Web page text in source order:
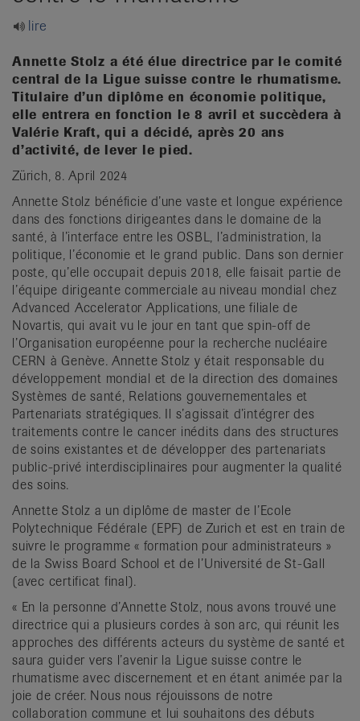
lire
Annette Stolz a été élue directrice par le comité
central de la Ligue suisse contre le rhumatisme.
Titulaire d’un diplôme en économie politique,
elle entrera en fonction le 8 avril et succèdera à
Valérie Kraft,qui a décidé, après 20 ans
d’activité, de lever le pied.
Zürich, 8. April 2024
Annette Stolz bénéficie d’une vaste et longue expérience
dans des fonctions dirigeantes dans le domaine de la
santé, à l’interface entre les OSBL, l’administration, la
politique, l’économie et le grand public. Dans son dernier
poste, qu’elle occupait depuis 2018, elle faisait partie de
l’équipe dirigeante commerciale au niveau mondial chez
Advanced Accelerator Applications, une filiale de
Novartis, qui avait vu le jour en tant que spin-off de
l’Organisation européenne pour la recherche nucléaire
CERN à Genève. Annette Stolz y était responsable du
développement mondial et de la direction des domaines
Systèmes de santé, Relations gouvernementales et
Partenariats stratégiques. Il s’agissait d’intégrer des
traitements contre le cancer inédits dans des structures
de soins existantes et de développer des partenariats
public-privé interdisciplinaires pour augmenter la qualité
des soins.
Annette Stolz a un diplôme de master de l’Ecole
Polytechnique Fédérale (EPF) de Zurich et est en train de
suivre le programme « formation pour administrateurs »
de la Swiss Board School et de l’Université de St-Gall
(avec certificat final).
« En la personne d’Annette Stolz, nous avons trouvé une
directrice qui a plusieurs cordes à son arc, qui réunit les
approches des différents acteurs du système de santé et
saura guider vers l’avenir la Ligue suisse contre le
rhumatisme avec discernement et en étant animée par la
joie de créer. Nous nous réjouissons de notre
collaboration commune et lui souhaitons des débuts